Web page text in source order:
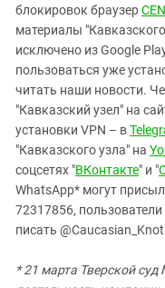
блокировок браузер
материалы
исключено из Google
пользоваться уже
читать наши новости.
"Кавказский узел" на
установки VPN – в
"Кавказского узла" на
соцсетях "ВКонтакте" и "
WhatsApp* могут
72317856,
писать
* 21 марта Тверской